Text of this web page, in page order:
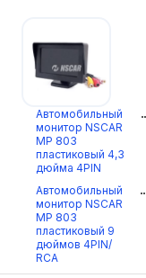
Автомобильный
монитор NSCAR
МР 803
пластиковый 4,3
дюйма 4PIN
Автомобильный
монитор NSCAR
МР 803
пластиковый 9
дюймов 4PIN/
RCA